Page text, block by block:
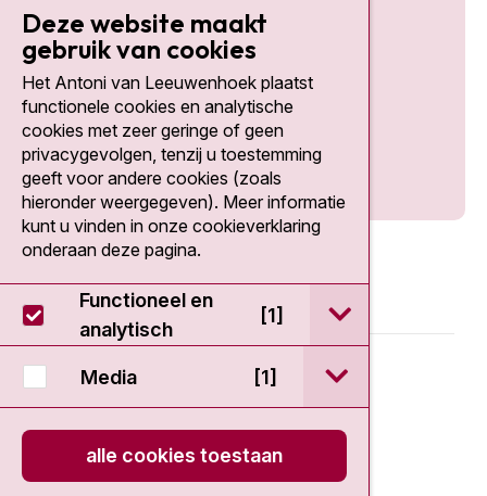
Social media
© 2026 - Antoni van Leeuwenhoek
Disclaimer
Deze website maakt
gebruik van cookies
Het Antoni van Leeuwenhoek plaatst
functionele cookies en analytische
cookies met zeer geringe of geen
privacygevolgen, tenzij u toestemming
geeft voor andere cookies (zoals
hieronder weergegeven). Meer informatie
kunt u vinden in onze cookieverklaring
onderaan deze pagina.
Functioneel en
analytisch
[1] open / sluit
Media [1] open / sluit
alle cookies toestaan